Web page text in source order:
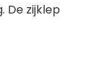
De zijklep